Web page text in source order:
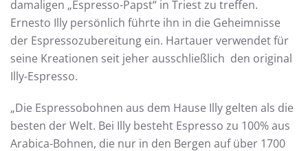
damaligen „Espresso-Papst“ in Triest zu treffen.
Ernesto Illy persönlich führte ihn in die Geheimnisse
der Espressozubereitung ein. Hartauer verwendet für
seine Kreationen seit jeher ausschließlich den original
Illy-Espresso.
„Die Espressobohnen aus dem Hause Illy gelten als die
besten der Welt. Bei Illy besteht Espresso zu 100% aus
Arabica-Bohnen, die nur in den Bergen auf über 1700